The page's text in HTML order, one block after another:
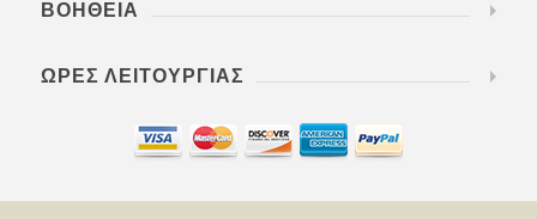
ΒΟΉΘΕΙΑ
ΏΡΕΣ ΛΕΙΤΟΥΡΓΊΑΣ